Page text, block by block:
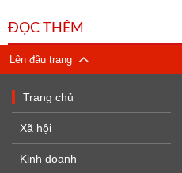
ĐỌC THÊM
Lên đầu trang
Trang chủ
Xã hội
Kinh doanh